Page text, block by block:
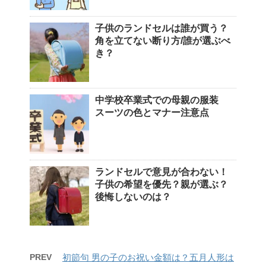
子供のランドセルは誰が買う？
角を立てない断り方/誰が選ぶべ
き？
中学校卒業式での母親の服装
スーツの色とマナー注意点
ランドセルで意見が合わない！
子供の希望を優先？親が選ぶ？
後悔しないのは？
PREV
初節句 男の子のお祝い金額は？五月人形は